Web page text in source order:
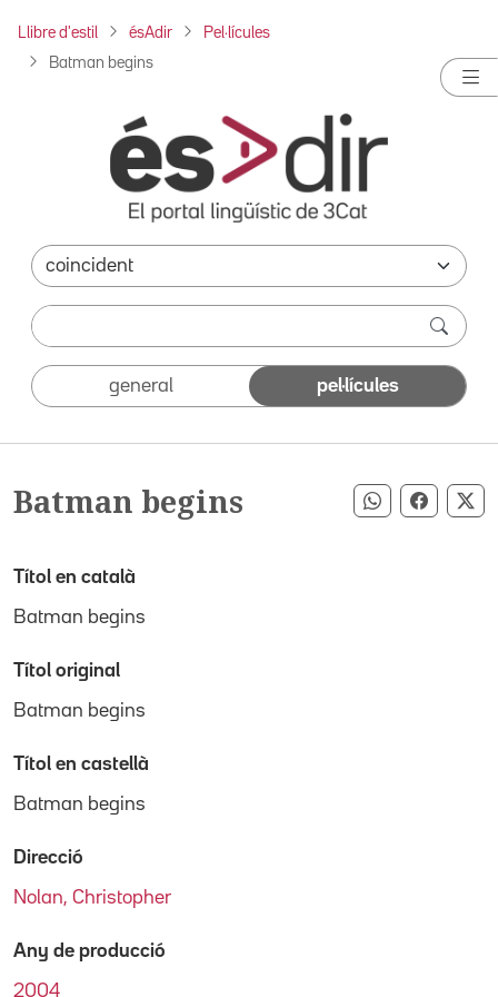
Llibre d'estil ésAdir Pel·lícules
Batman begins
general pel·lícules
Batman begins Compartir
Títol en català
Batman begins
Títol original
Batman begins
Títol en castellà
Batman begins
Direcció
Nolan, Christopher
Any de producció
2004